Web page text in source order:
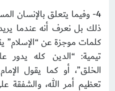
4- وفيما يتعلق بالإنسان
ذلك بل نعرف أنه عندما
كلمات موجزة عن “الإسلام”
تيمية: “الدين كله يدور
الخلق”، أو كما يقول
تعظيم أمر الله، والشفقة